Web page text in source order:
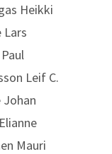
Heikki
Lars
Leif C.
Johan
Mauri